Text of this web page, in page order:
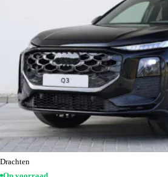
Drachten